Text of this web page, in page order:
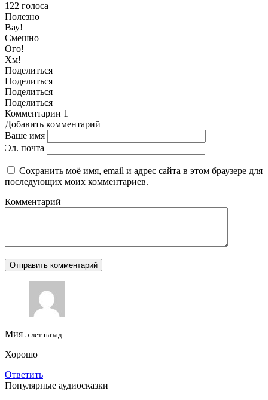
122 голоса
Полезно
Вау!
Смешно
Ого!
Хм!
Поделиться
Поделиться
Поделиться
Поделиться
Комментарии 1
Добавить комментарий
Ваше имя
Эл. почта
Сохранить моё имя, email и адрес сайта в этом браузере для
последующих моих комментариев.
Комментарий
Мия 5 лет назад
Хорошо
Ответить
Популярные аудиосказки